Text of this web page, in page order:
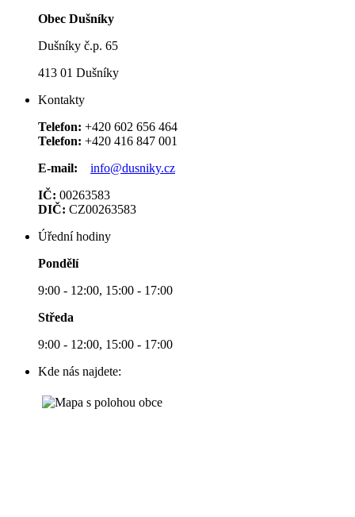
Obec Dušníky
Dušníky č.p. 65
413 01 Dušníky
Kontakty
Telefon: +420 602 656 464
Telefon: +420 416 847 001
E-mail:
info@dusniky.cz
IČ: 00263583
DIČ: CZ00263583
Úřední hodiny
Pondělí
9:00 - 12:00, 15:00 - 17:00
Středa
9:00 - 12:00, 15:00 - 17:00
Kde nás najdete: